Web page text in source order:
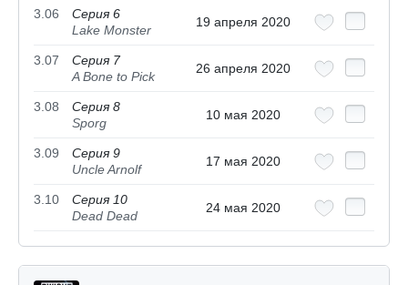
3.06
Серия 6
Lake Monster
19 апреля 2020
3.07
Серия 7
A Bone to Pick
26 апреля 2020
3.08
Серия 8
Sporg
10 мая 2020
3.09
Серия 9
Uncle Arnolf
17 мая 2020
3.10
Серия 10
Dead Dead
24 мая 2020